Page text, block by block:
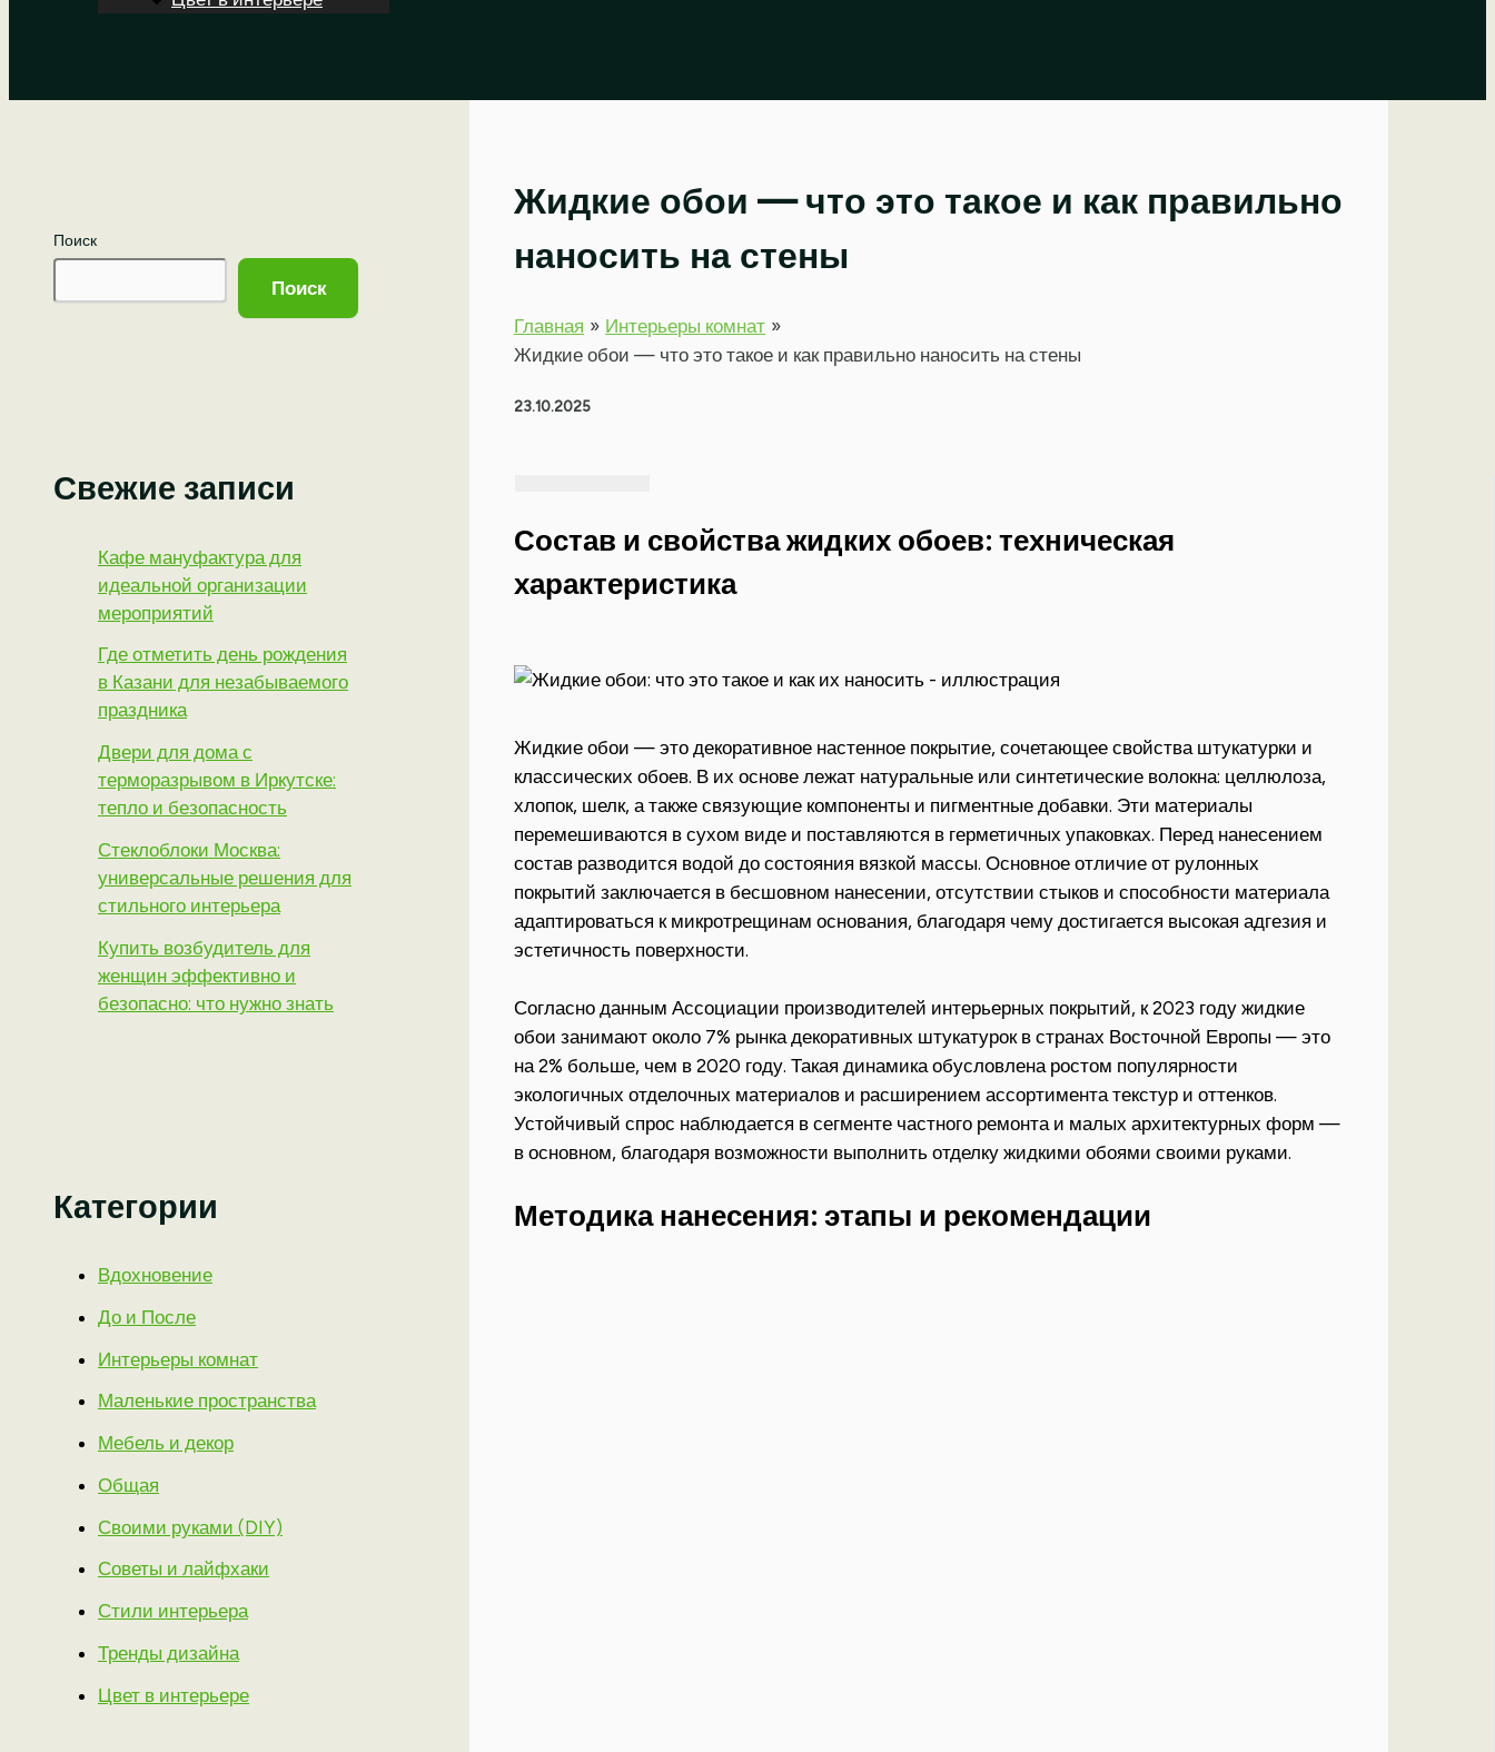
Поиск
Поиск
Свежие записи
Кафе мануфактура для
идеальной организации
мероприятий
Где отметить день рождения
в Казани для незабываемого
праздника
Двери для дома с
терморазрывом в Иркутске:
тепло и безопасность
Стеклоблоки Москва:
универсальные решения для
стильного интерьера
Купить возбудитель для
женщин эффективно и
безопасно: что нужно знать
Категории
Вдохновение
До и После
Интерьеры комнат
Маленькие пространства
Мебель и декор
Общая
Своими руками (DIY)
Советы и лайфхаки
Стили интерьера
Тренды дизайна
Цвет в интерьере
Жидкие обои — что это такое и как правильно
наносить на стены
Главная
Интерьеры комнат
Жидкие обои — что это такое и как правильно наносить на стены
23.10.2025
Состав и свойства жидких обоев: техническая
характеристика
Жидкие обои — это декоративное настенное покрытие, сочетающее свойства штукатурки и
классических обоев. В их основе лежат натуральные или синтетические волокна: целлюлоза,
хлопок, шелк, а также связующие компоненты и пигментные добавки. Эти материалы
перемешиваются в сухом виде и поставляются в герметичных упаковках. Перед нанесением
состав разводится водой до состояния вязкой массы. Основное отличие от рулонных
покрытий заключается в бесшовном нанесении, отсутствии стыков и способности материала
адаптироваться к микротрещинам основания, благодаря чему достигается высокая адгезия и
эстетичность поверхности.
Согласно данным Ассоциации производителей интерьерных покрытий, к 2023 году жидкие
обои занимают около 7% рынка декоративных штукатурок в странах Восточной Европы — это
на 2% больше, чем в 2020 году. Такая динамика обусловлена ростом популярности
экологичных отделочных материалов и расширением ассортимента текстур и оттенков.
Устойчивый спрос наблюдается в сегменте частного ремонта и малых архитектурных форм —
в основном, благодаря возможности выполнить отделку жидкими обоями своими руками.
Методика нанесения: этапы и рекомендации